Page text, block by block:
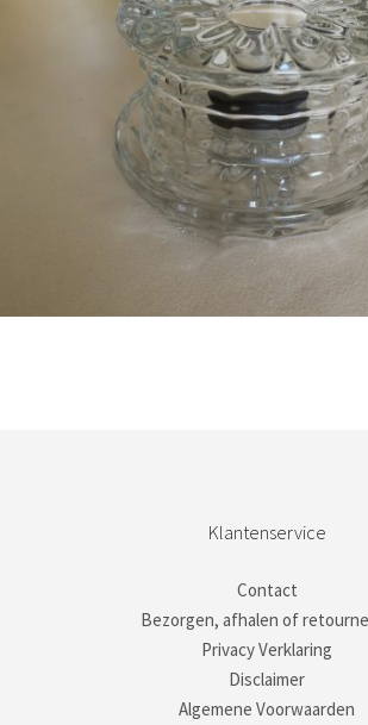
Klantenservice
Contact
Bezorgen, afhalen of
Privacy Verklaring
Disclaimer
Algemene Voorwaarden